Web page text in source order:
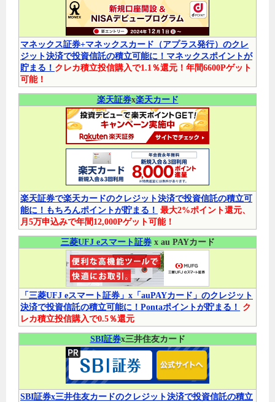
マネックス証券+マネックスカード（アプラス発行）のクレ
ジット決済で投資信託の積立可能に！マネックスポイントが
貯まる！ クレカ積立投信購入で1.1％還元！年間6600Pゲット
可能！
楽天証券x楽天カード
楽天証券で楽天カードのクレジット決済で投資信託の積立可
能に！もちろんポイントが貯まる！ 最大2%ポイント還元、
月5万申込みで年間12,000Pゲット可能！
三菱UFJ eスマート証券x au PAYカード
「三菱UFJ eスマート証券」x「auPAYカード」のクレジット
決済で投資信託の積立可能に！Pontaポイントが貯まる！
ク
レカ積立投信購入で0.5％還元
SBI証券x三井住友カード
SBI証券x三井住友カードのクレジット決済で投資信託の積立